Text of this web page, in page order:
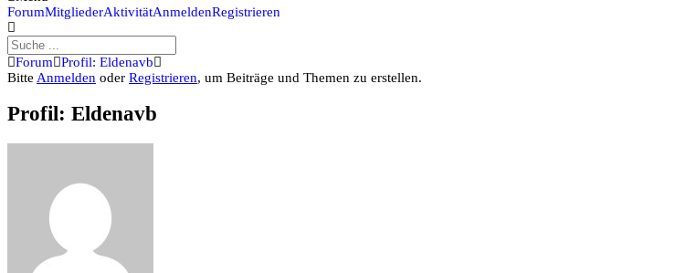
Forum-
Navigation
ForumMitgliederAktivitätAnmeldenRegistrieren
Forum-
Breadcrumbs
Du
bist
Forum
Profil: Eldenavb
Bitte Anmelden oder Registrieren, um Beiträge und Themen zu erstellen.
Profil: Eldenavb